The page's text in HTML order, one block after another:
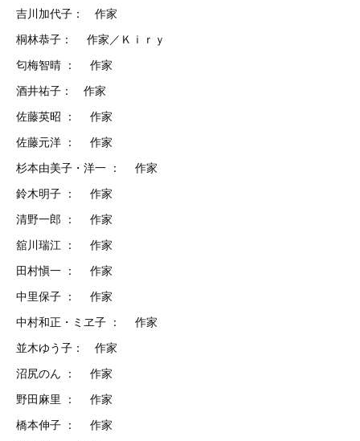
吉川加代子： 作家
桐林恭子： 作家／Ｋｉｒｙ
匂梅智晴 ： 作家
酒井祐子： 作家
佐藤英昭 ： 作家
佐藤元洋 ： 作家
杉本由美子・洋一 ： 作家
鈴木明子 ： 作家
清野一郎 ： 作家
舘川瑞江 ： 作家
田村愼一 ： 作家
中里保子 ： 作家
中村和正・ミヱ子 ： 作家
並木ゆう子： 作家
沼尻のん ： 作家
野田麻里 ： 作家
橋本伸子 ： 作家